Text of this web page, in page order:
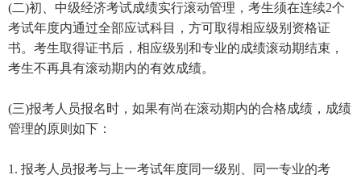
(二)初、中级经济考试成绩实行滚动管理，考生须在连续2个
考试年度内通过全部应试科目，方可取得相应级别资格证
书。考生取得证书后，相应级别和专业的成绩滚动期结束，
考生不再具有滚动期内的有效成绩。
(三)报考人员报名时，如果有尚在滚动期内的合格成绩，成绩
管理的原则如下：
1. 报考人员报考与上一考试年度同一级别、同一专业的考